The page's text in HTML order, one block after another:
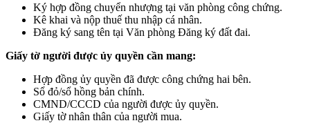
Ký hợp đồng chuyển nhượng tại văn phòng công chứng.
Kê khai và nộp thuế thu nhập cá nhân.
Đăng ký sang tên tại Văn phòng Đăng ký đất đai.
Giấy tờ người được ủy quyền cần mang:
Hợp đồng ủy quyền đã được công chứng hai bên.
Sổ đỏ/sổ hồng bản chính.
CMND/CCCD của người được ủy quyền.
Giấy tờ nhân thân của người mua.